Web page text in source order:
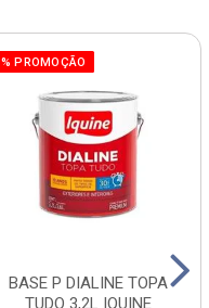
% PROMOÇÃO
BASE P DIALINE TOPA
TUDO 3,2L IQUINE